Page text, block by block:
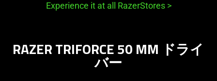
Experience it at all RazerStores >
RAZER TRIFORCE 50 MM ドライ
バー